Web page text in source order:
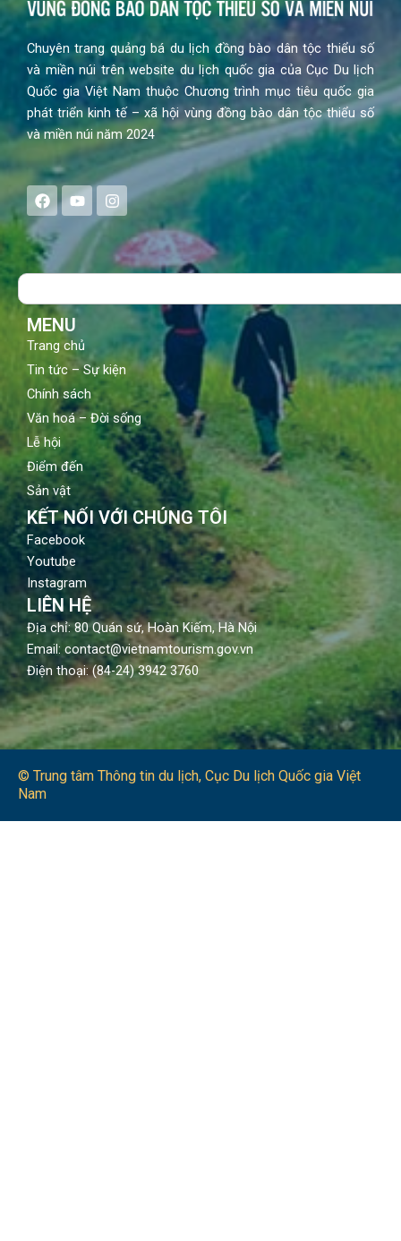
Chuyên trang quảng bá du lịch đồng bào dân tộc thiểu số
và miền núi trên website du lịch quốc gia của Cục Du lịch
Quốc gia Việt Nam thuộc Chương trình mục tiêu quốc gia
phát triển kinh tế – xã hội vùng đồng bào dân tộc thiểu số
và miền núi năm 2024
F
a
e
b
o
Y
o
t
u
b
I
n
s
a
g
Search
MENU
Trang chủ
Tin tức – Sự kiện
Chính sách
Văn hoá – Đời sống
Lễ hội
Điểm đến
Sản vật
KẾT NỐI VỚI CHÚNG TÔI
Facebook
Youtube
Instagram
LIÊN HỆ
Địa chỉ: 80 Quán sứ, Hoàn Kiếm, Hà Nội
Email: contact@vietnamtourism.gov.vn
Điện thoại: (84-24) 3942 3760
© Trung tâm Thông tin du lịch​, Cục Du lịch Quốc gia Việt
Nam